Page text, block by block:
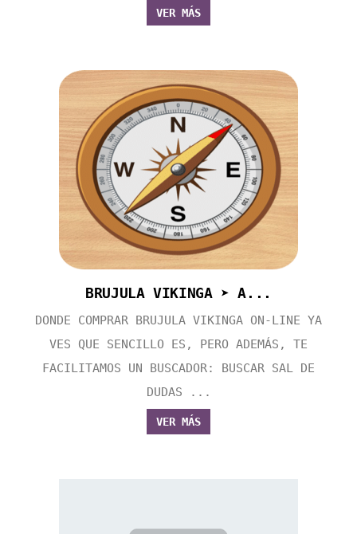
VER MÁS
BRUJULA VIKINGA ➤ A...
DONDE COMPRAR BRUJULA VIKINGA ON-LINE YA
VES QUE SENCILLO ES, PERO ADEMÁS, TE
FACILITAMOS UN BUSCADOR: BUSCAR SAL DE
DUDAS ...
VER MÁS